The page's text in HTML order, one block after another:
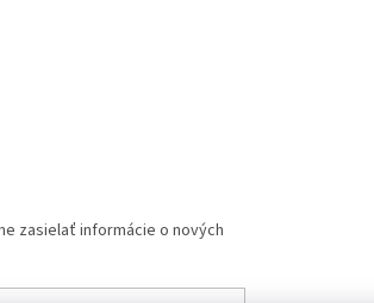
zasielať informácie o nových